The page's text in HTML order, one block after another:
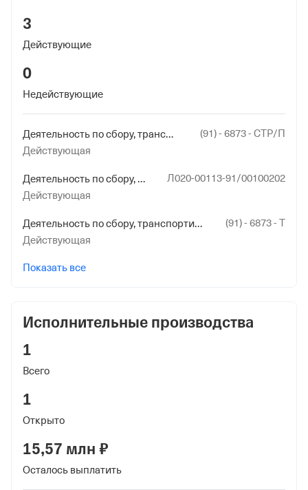
3
Действующие
0
Недействующие
Деятельность по сбору, транспортированию, обработке, утилизации, обезвреживанию, размещению отходов I - IV классов опасности
(91) - 6873 - СТР/П
Действующая
Деятельность по сбору, транспортированию, обработке, утилизации, обезвреживанию, размещению отходов I - IV классов опасности
Л020-00113-91/00100202
Действующая
Деятельность по сбору, транспортированию, обработке, утилизации, обезвреживанию, размещению отходов I - IV классов опасности
(91) - 6873 - Т
Действующая
Показать все
Исполнительные производства
1
Всего
1
Открыто
15,57 млн ₽
Осталось выплатить